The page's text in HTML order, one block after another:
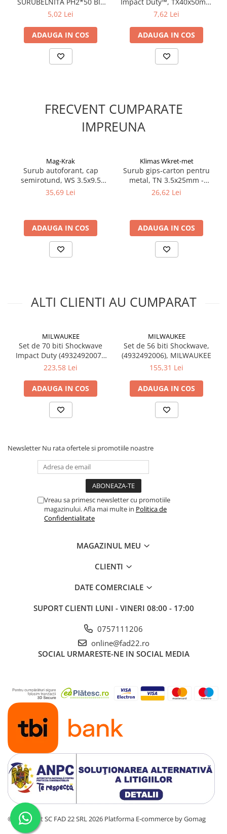
TORSION 2 BUC/CARD
5,02 Lei
ADAUGA IN COS
- 1 buc (4932430890),
7,62 Lei
ADAUGA IN COS
FRECVENT CUMPARATE
IMPREUNA
Mag-Krak
Surub autoforant, cap
semirotund, WS 3.5x9.5
mm, 1000 buc/cutie
35,69 Lei
ADAUGA IN COS
Klimas Wkret-met
Surub gips-carton pentru
metal, TN 3.5x25mm -
KSGM-35025, Klimas Wkret-
26,62 Lei
ADAUGA IN COS
ALTI CLIENTI AU CUMPARAT
MILWAUKEE
Set de 70 biti Shockwave
Impact Duty (4932492007),
MILWAUKEE
223,58 Lei
ADAUGA IN COS
MILWAUKEE
Set de 56 biti Shockwave,
(4932492006), MILWAUKEE
155,31 Lei
ADAUGA IN COS
Newsletter Nu rata ofertele si promotiile noastre
Vreau sa primesc newsletter cu promotiile
magazinului. Afla mai multe in Politica de
Confidentialitate
MAGAZINUL MEU
CLIENTI
DATE COMERCIALE
SUPORT CLIENTI LUNI - VINERI 08:00 - 17:00
0757111206
online@fad22.ro
SOCIAL URMARESTE-NE IN SOCIAL MEDIA
©Copyright SC FAD 22 SRL 2026 Platforma E-commerce by Gomag